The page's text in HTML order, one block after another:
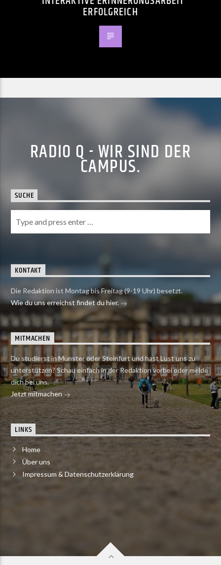
ERFOLGREICH
RADIO Q - WIR SIND DER
CAMPUS.
SUCHE
KONTAKT
Die Redaktion ist Montag bis Freitag (9-19 Uhr) besetzt.
Wie du uns erreichst findet du hier.
MITMACHEN
Du studierst in Münster oder Steinfurt und hast Lust uns zu
unterstützen? Schau einfach in der Redaktion vorbei oder melde
dich bei uns.
Jetzt mitmachen
LINKS
Home
Über uns
Impressum & Datenschutzerklärung